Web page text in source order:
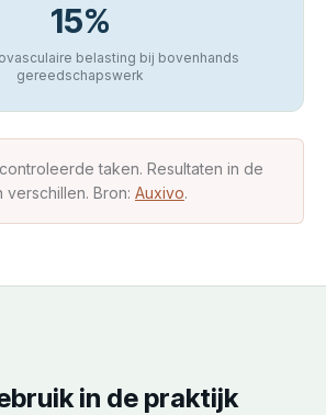
15%
belasting bij bovenhands
gereedschapswerk
taken. Resultaten in de
verschillen. Bron: Auxivo.
in de praktijk